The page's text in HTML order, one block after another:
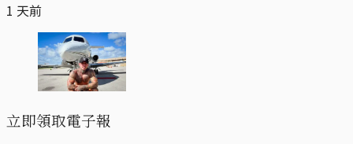
1 天前
立即領取電子報